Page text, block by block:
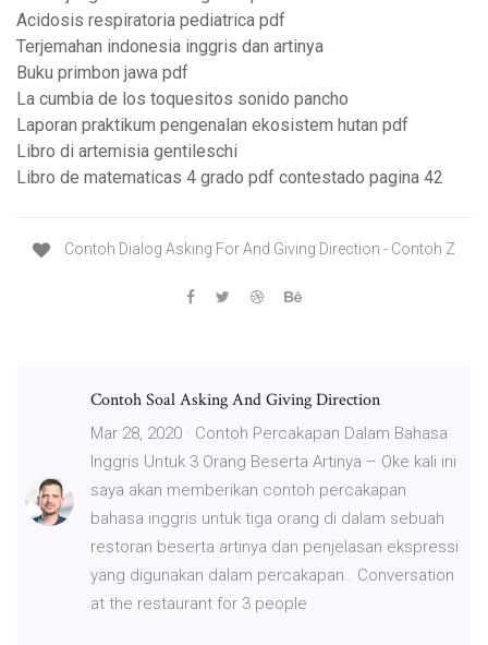
Acidosis respiratoria pediatrica pdf
Terjemahan indonesia inggris dan artinya
Buku primbon jawa pdf
La cumbia de los toquesitos sonido pancho
Laporan praktikum pengenalan ekosistem hutan pdf
Libro di artemisia gentileschi
Libro de matematicas 4 grado pdf contestado pagina 42
Contoh Dialog Asking For And Giving Direction - Contoh Z
Contoh Soal Asking And Giving Direction
Mar 28, 2020 · Contoh Percakapan Dalam Bahasa
Inggris Untuk 3 Orang Beserta Artinya – Oke kali ini
saya akan memberikan contoh percakapan
bahasa inggris untuk tiga orang di dalam sebuah
restoran beserta artinya dan penjelasan ekspressi
yang digunakan dalam percakapan.. Conversation
at the restaurant for 3 people